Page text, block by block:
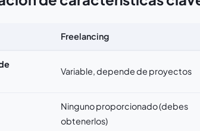
Freelancing
Variable, depende de proyectos
Ninguno proporcionado (debes
obtenerlos)